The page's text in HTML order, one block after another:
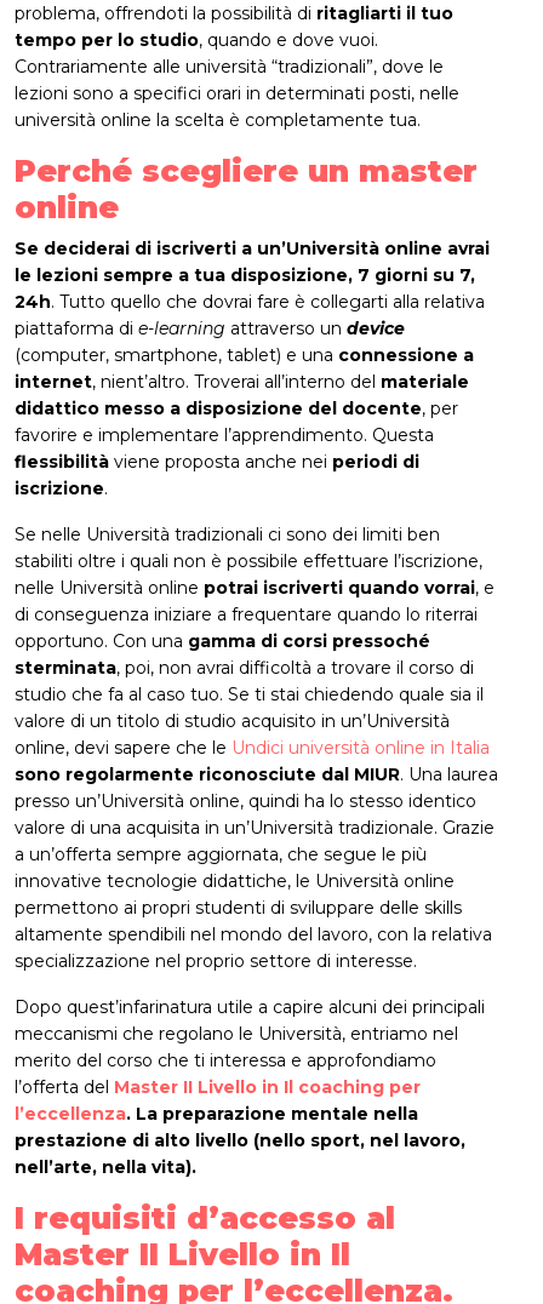
problema, offrendoti la possibilità di ritagliarti il tuo
tempo per lo studio, quando e dove vuoi.
Contrariamente alle università “tradizionali”, dove le
lezioni sono a specifici orari in determinati posti, nelle
università online la scelta è completamente tua.
Perché scegliere un master
online
Se deciderai di iscriverti a un’Università online avrai
le lezioni sempre a tua disposizione, 7 giorni su 7,
24h. Tutto quello che dovrai fare è collegarti alla relativa
piattaforma di e-learning attraverso un device
(computer, smartphone, tablet) e una connessione a
internet, nient’altro. Troverai all’interno del materiale
didattico messo a disposizione del docente, per
favorire e implementare l’apprendimento. Questa
flessibilità viene proposta anche nei periodi di
iscrizione.
Se nelle Università tradizionali ci sono dei limiti ben
stabiliti oltre i quali non è possibile effettuare l’iscrizione,
nelle Università online potrai iscriverti quando vorrai, e
di conseguenza iniziare a frequentare quando lo riterrai
opportuno. Con una gamma di corsi pressoché
sterminata, poi, non avrai difficoltà a trovare il corso di
studio che fa al caso tuo. Se ti stai chiedendo quale sia il
valore di un titolo di studio acquisito in un’Università
online, devi sapere che le Undici università online in Italia
sono regolarmente riconosciute dal MIUR. Una laurea
presso un’Università online, quindi ha lo stesso identico
valore di una acquisita in un’Università tradizionale. Grazie
a un’offerta sempre aggiornata, che segue le più
innovative tecnologie didattiche, le Università online
permettono ai propri studenti di sviluppare delle skills
altamente spendibili nel mondo del lavoro, con la relativa
specializzazione nel proprio settore di interesse.
Dopo quest’infarinatura utile a capire alcuni dei principali
meccanismi che regolano le Università, entriamo nel
merito del corso che ti interessa e approfondiamo
l’offerta del Master II Livello in Il coaching per
l’eccellenza. La preparazione mentale nella
prestazione di alto livello (nello sport, nel lavoro,
nell’arte, nella vita).
I requisiti d’accesso al
Master II Livello in Il
coaching per l’eccellenza.